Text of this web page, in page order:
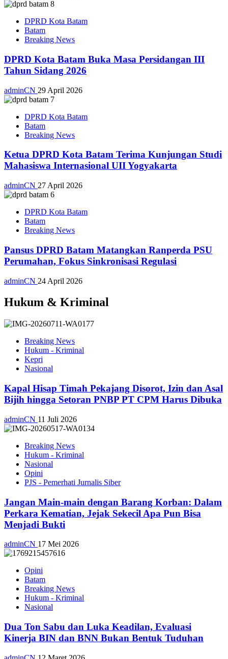
DPRD Kota Batam
Batam
Breaking News
DPRD Kota Batam Buka Masa Persidangan III
Tahun Sidang 2026
adminCN 29 April 2026
DPRD Kota Batam
Batam
Breaking News
Ketua DPRD Kota Batam Terima Kunjungan Studi
Mahasiswa Internasional UII Yogyakarta
adminCN 27 April 2026
DPRD Kota Batam
Batam
Breaking News
Pansus DPRD Batam Matangkan Ranperda PSU
Perumahan, Fokus Sinkronisasi Regulasi
adminCN 24 April 2026
Hukum & Kriminal
Breaking News
Hukum - Kriminal
Kepri
Nasional
Kapal Hisap Timah Pekajang Disorot, Izin dan Asal
Bijih hingga Setoran PNBP PT CPM Harus Dibuka
adminCN 11 Juli 2026
Breaking News
Hukum - Kriminal
Nasional
Opini
PJS - Pemerhati Jurnalis Siber
Jangan Main-main dengan Barang Korban: Dalam
Perkara Kematian, Jejak Sekecil Apa Pun Bisa
Menjadi Bukti
adminCN 17 Mei 2026
Opini
Batam
Breaking News
Hukum - Kriminal
Nasional
Dua Ton Sabu dan Luka Keadilan, Evaluasi
Kinerja BIN dan BNN Bukan Bentuk Tuduhan